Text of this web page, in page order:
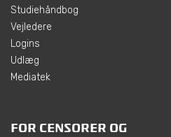
Studiehåndbog
Vejledere
Logins
Udlæg
Mediatek
FOR CENSORER OG